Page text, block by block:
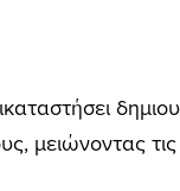
μειώνοντας τις